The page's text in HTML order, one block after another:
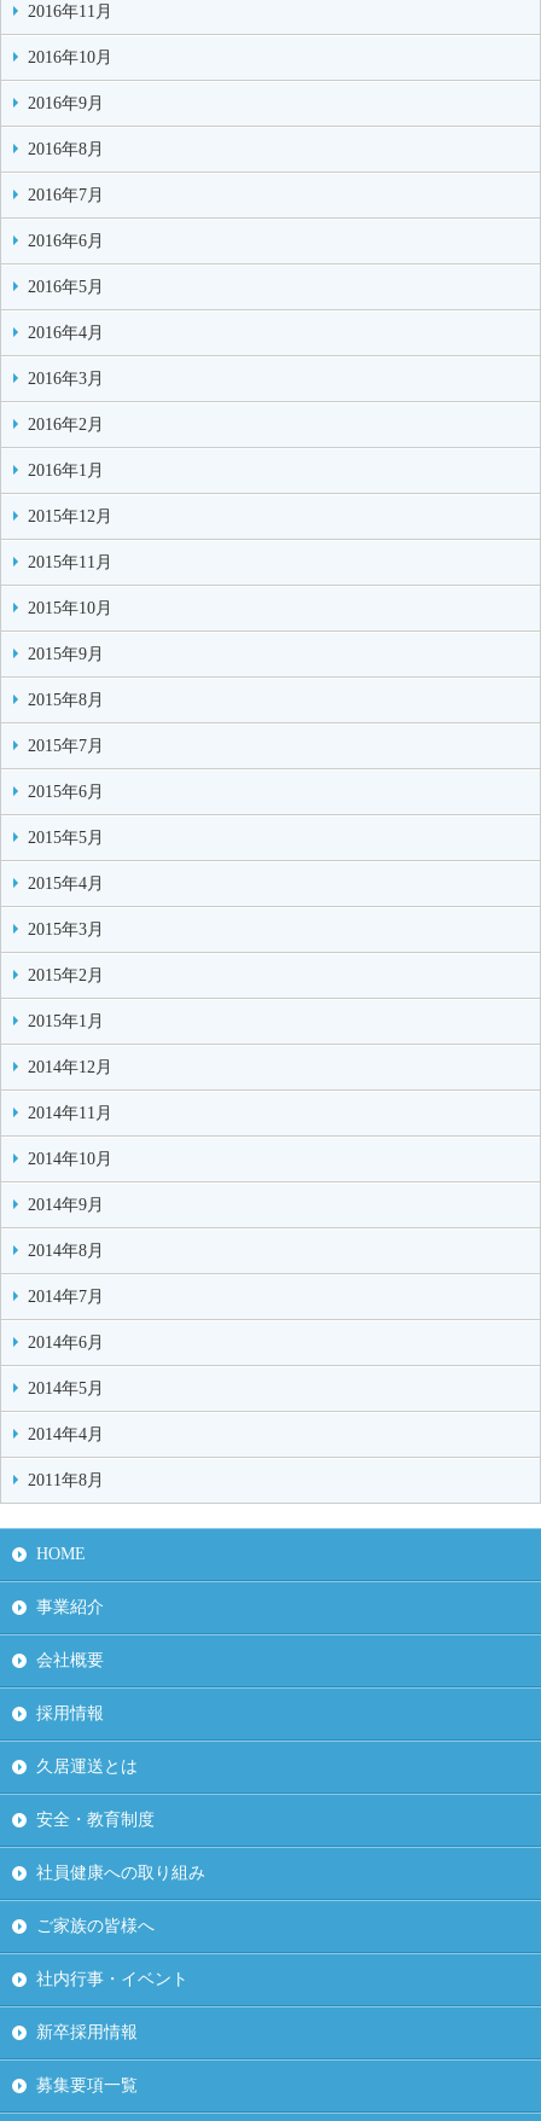
2016年11月
2016年10月
2016年9月
2016年8月
2016年7月
2016年6月
2016年5月
2016年4月
2016年3月
2016年2月
2016年1月
2015年12月
2015年11月
2015年10月
2015年9月
2015年8月
2015年7月
2015年6月
2015年5月
2015年4月
2015年3月
2015年2月
2015年1月
2014年12月
2014年11月
2014年10月
2014年9月
2014年8月
2014年7月
2014年6月
2014年5月
2014年4月
2011年8月
HOME
事業紹介
会社概要
採用情報
久居運送とは
安全・教育制度
社員健康への取り組み
ご家族の皆様へ
社内行事・イベント
新卒採用情報
募集要項一覧